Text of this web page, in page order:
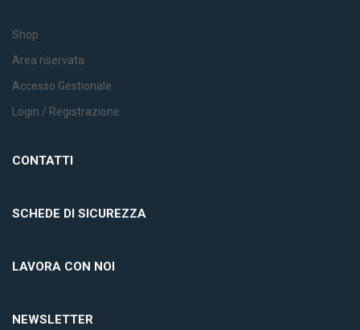
Shop
Area riservata
Accesso Gestionale
Login / Registrazione
CONTATTI
SCHEDE DI SICUREZZA
LAVORA CON NOI
NEWSLETTER